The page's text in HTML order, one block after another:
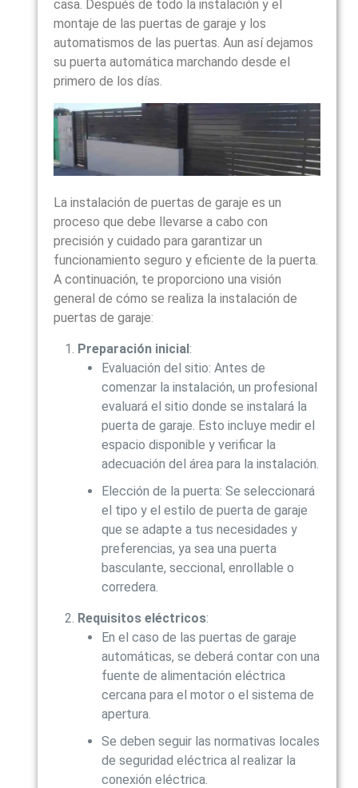
casa. Después de todo la instalación y el
montaje de las puertas de garaje y los
automatismos de las puertas. Aun así dejamos
su puerta automática marchando desde el
primero de los días.
La instalación de puertas de garaje es un
proceso que debe llevarse a cabo con
precisión y cuidado para garantizar un
funcionamiento seguro y eficiente de la puerta.
A continuación, te proporciono una visión
general de cómo se realiza la instalación de
puertas de garaje:
Preparación inicial:
Evaluación del sitio: Antes de
comenzar la instalación, un profesional
evaluará el sitio donde se instalará la
puerta de garaje. Esto incluye medir el
espacio disponible y verificar la
adecuación del área para la instalación.
Elección de la puerta: Se seleccionará
el tipo y el estilo de puerta de garaje
que se adapte a tus necesidades y
preferencias, ya sea una puerta
basculante, seccional, enrollable o
corredera.
Requisitos eléctricos:
En el caso de las puertas de garaje
automáticas, se deberá contar con una
fuente de alimentación eléctrica
cercana para el motor o el sistema de
apertura.
Se deben seguir las normativas locales
de seguridad eléctrica al realizar la
conexión eléctrica.